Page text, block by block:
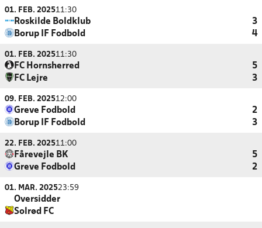
01. FEB. 202511:30
Roskilde Boldklub
3
Borup IF Fodbold
4
01. FEB. 202511:30
FC Hornsherred
5
FC Lejre
3
09. FEB. 202512:00
Greve Fodbold
2
Borup IF Fodbold
3
22. FEB. 202511:00
Fårevejle BK
5
Greve Fodbold
2
01. MAR. 202523:59
Oversidder
Solrød FC